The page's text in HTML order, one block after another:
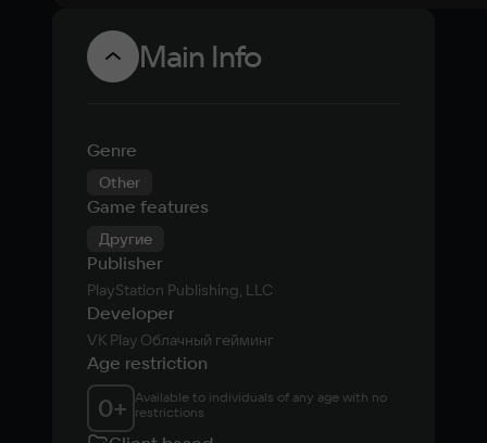
Main Info
Genre
Other
Game features
Другие
Publisher
PlayStation Publishing, LLC
Developer
VK Play Облачный гейминг
Age restriction
0+ Available to individuals of any age with no
restrictions